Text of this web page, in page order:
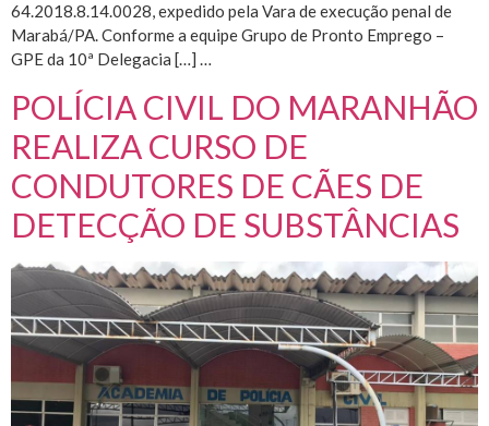
64.2018.8.14.0028, expedido pela Vara de execução penal de
Marabá/PA. Conforme a equipe Grupo de Pronto Emprego –
GPE da 10ª Delegacia […] …
POLÍCIA CIVIL DO MARANHÃO
REALIZA CURSO DE
CONDUTORES DE CÃES DE
DETECÇÃO DE SUBSTÂNCIAS